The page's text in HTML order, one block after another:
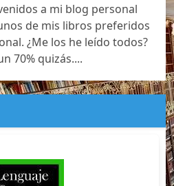
a mi blog personal
de mis libros preferidos
¿Me los he leído todos?
70% quizás....